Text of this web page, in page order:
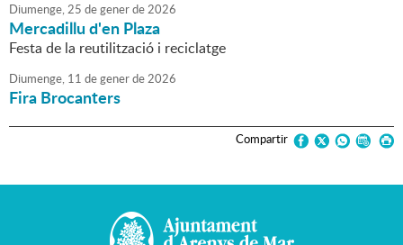
Diumenge,25 degenerde2026
Mercadillu d'en Plaza
Festa de la reutilització i reciclatge
Diumenge, 11 degenerde2026
Fira Brocanters
Compartir